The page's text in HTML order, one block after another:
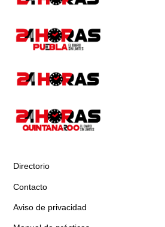
Directorio
Contacto
Aviso de privacidad